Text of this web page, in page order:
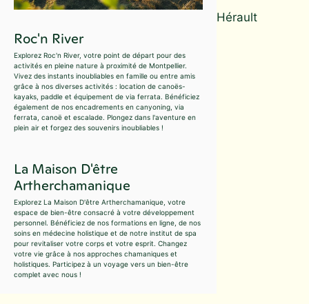
Roc'n River
Explorez Roc'n River, votre point de départ pour des
activités en pleine nature à proximité de Montpellier.
Vivez des instants inoubliables en famille ou entre amis
grâce à nos diverses activités : location de canoës-
kayaks, paddle et équipement de via ferrata. Bénéficiez
également de nos encadrements en canyoning, via
ferrata, canoë et escalade. Plongez dans l'aventure en
plein air et forgez des souvenirs inoubliables !
La Maison D'être
Artherchamanique
Explorez La Maison D'être Artherchamanique, votre
espace de bien-être consacré à votre développement
personnel. Bénéficiez de nos formations en ligne, de nos
soins en médecine holistique et de notre institut de spa
pour revitaliser votre corps et votre esprit. Changez
votre vie grâce à nos approches chamaniques et
holistiques. Participez à un voyage vers un bien-être
complet avec nous !
Hérault